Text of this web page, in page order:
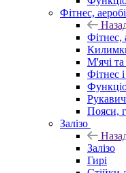
Фітнес,
Фітнес,
М'ячі
Фітнес
Пояси,
Залізо
Залізо
Гирі